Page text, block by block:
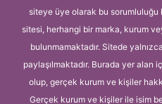
siteye üye olarak bu sorumluluğu
sitesi, herhangi bir marka, kurum
bulunmamaktadır. Sitede
paylaşılmaktadır. Burada yer alan
olup, gerçek kurum ve kişiler
Gerçek kurum ve kişiler ile isim